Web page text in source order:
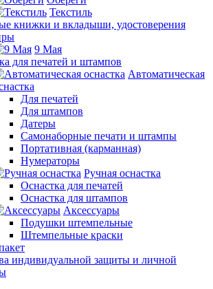
Текстиль
книжки и вкладыши, удостоверения
9 Мая
для печатей и штампов
Автоматическая
Для печатей
Для штампов
Датеры
Самонаборные печати и штампы
Портативная (карманная)
Нумераторы
Ручная оснастка
Оснастка для печатей
Оснастка для штампов
Аксессуары
Подушки штемпельные
Штемпельные краски
индивидуальной защиты и личной